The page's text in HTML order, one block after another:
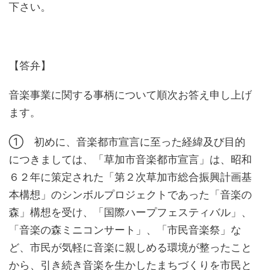
下さい。
【答弁】
音楽事業に関する事柄について順次お答え申し上げ
ます。
① 初めに、音楽都市宣言に至った経緯及び目的
につきましては、「草加市音楽都市宣言」は、昭和
６２年に策定された「第２次草加市総合振興計画基
本構想」のシンボルプロジェクトであった「音楽の
森」構想を受け、「国際ハープフェスティバル」、
「音楽の森ミニコンサート」、「市民音楽祭」な
ど、市民が気軽に音楽に親しめる環境が整ったこと
から、引き続き音楽を生かしたまちづくりを市民と